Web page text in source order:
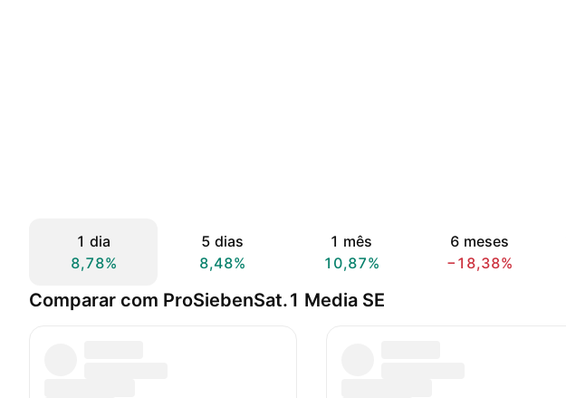
1 dia
8,78%
5 dias
8,48%
1 mês
10,87%
6 meses
−18,38%
Comparar com ProSiebenSat.1 Media SE